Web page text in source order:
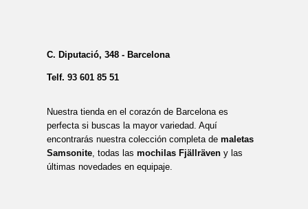
C. Diputació, 348 - Barcelona
Telf. 93 601 85 51
Nuestra tienda en el corazón de Barcelona es
perfecta si buscas la mayor variedad. Aquí
encontrarás nuestra colección completa de maletas
Samsonite, todas las mochilas Fjällräveny las
últimas novedades en equipaje.